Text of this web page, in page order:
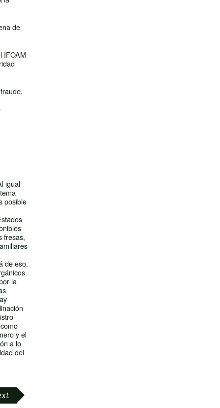
de
IFOAM
igual
posible
fresas,
de eso,
la
y el
a lo
del